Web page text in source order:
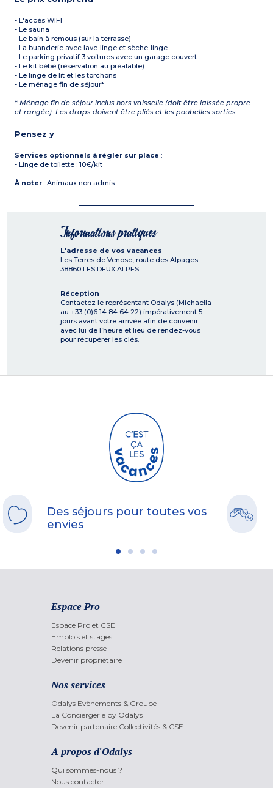
- L'accès WIFI
- Le sauna
- Le bain à remous (sur la terrasse)
- La buanderie avec lave-linge et sèche-linge
- Le parking privatif 3 voitures avec un garage couvert
- Le kit bébé (réservation au préalable)
- Le linge de lit et les torchons
- Le ménage fin de séjour*
*Ménage fin de séjour inclus hors vaisselle (doit être laissée propre
et rangée). Les draps doivent être pliés et les poubelles sorties
Pensez y
Services optionnels à régler sur place :
- Linge de toilette : 10€/kit
À noter : Animaux non admis
Informations pratiques
L'adresse de vos vacances
Les Terres de Venosc, route des Alpages
38860 LES DEUX ALPES
Réception
Contactez le représentant Odalys (Michaella
au +33 (0)6 14 84 64 22) impérativement 5
jours avant votre arrivée afin de convenir
avec lui de l’heure et lieu de rendez-vous
pour récupérer les clés.
Des séjours pour toutes vos
envies
Espace Pro
Espace Pro et CSE
Emplois et stages
Relations presse
Devenir propriétaire
Nos services
Odalys Evènements & Groupe
La Conciergerie by Odalys
Devenir partenaire Collectivités & CSE
A propos d'Odalys
Qui sommes-nous ?
Nous contacter